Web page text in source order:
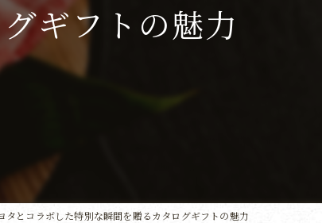
お土産
ギフトの魅力
タとコラボした特別な瞬間を贈るカタログギフトの魅力